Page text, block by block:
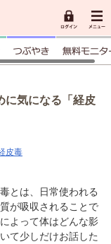
に気になる「経皮
皮毒
とは、日常使われる
が吸収されることで
よって体はどんな影
て少しだけお話した